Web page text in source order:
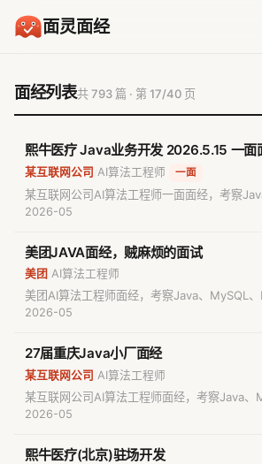
面灵面经
面经列表共 793 篇 · 第 17/40 页
熙牛医疗 Java业务开发 2026.5.15 一面
某互联网公司 AI算法工程师 一面
某互联网公司AI算法工程师一面面经，考察
等核心知识点。包含真实面试题目与解析，适
2026-05
美团JAVA面经，贼麻烦的面试
美团 AI算法工程师
美团AI算法工程师面经，考察Java、MySQL
包含真实面试题目与解析，适合准备AI算法工
2026-05
27届重庆Java小厂面经
某互联网公司 AI算法工程师
某互联网公司AI算法工程师面经，考察Java、
心知识点。包含真实面试题目与解析，适合准
2026-05
熙牛医疗(北京)驻场开发